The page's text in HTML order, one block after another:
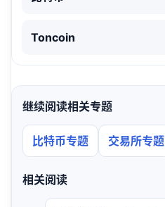
Toncoin
继续阅读相关专题
比特币专题 交易所专题
相关阅读